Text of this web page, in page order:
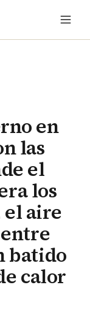
en
las
el
los
el aire
batido
calor